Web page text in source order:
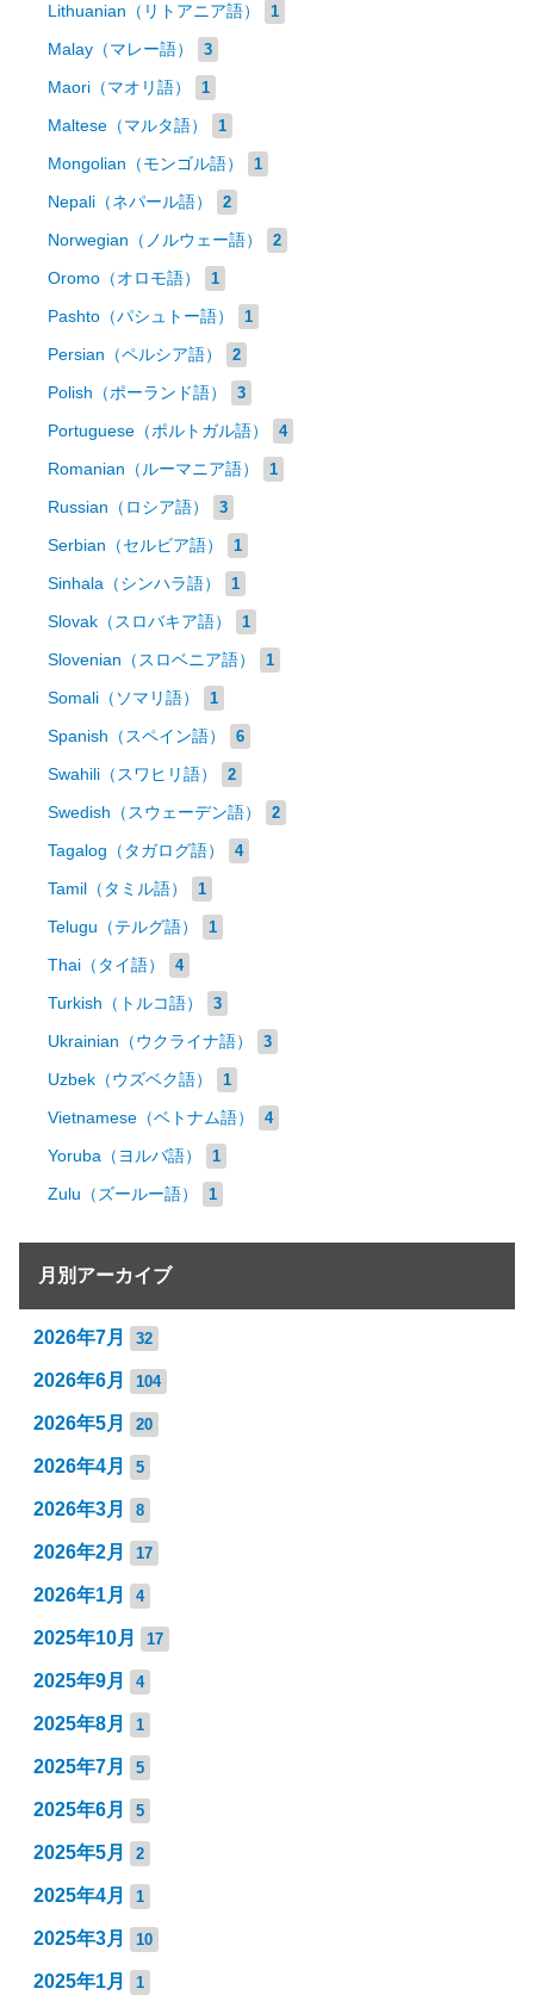
Lithuanian（リトアニア語） 1
Malay（マレー語） 3
Maori（マオリ語） 1
Maltese（マルタ語） 1
Mongolian（モンゴル語） 1
Nepali（ネパール語） 2
Norwegian（ノルウェー語） 2
Oromo（オロモ語） 1
Pashto（パシュトー語） 1
Persian（ペルシア語） 2
Polish（ポーランド語） 3
Portuguese（ポルトガル語） 4
Romanian（ルーマニア語） 1
Russian（ロシア語） 3
Serbian（セルビア語） 1
Sinhala（シンハラ語） 1
Slovak（スロバキア語） 1
Slovenian（スロベニア語） 1
Somali（ソマリ語） 1
Spanish（スペイン語） 6
Swahili（スワヒリ語） 2
Swedish（スウェーデン語） 2
Tagalog（タガログ語） 4
Tamil（タミル語） 1
Telugu（テルグ語） 1
Thai（タイ語） 4
Turkish（トルコ語） 3
Ukrainian（ウクライナ語） 3
Uzbek（ウズベク語） 1
Vietnamese（ベトナム語） 4
Yoruba（ヨルバ語） 1
Zulu（ズールー語） 1
月別アーカイブ
2026年7月 32
2026年6月 104
2026年5月 20
2026年4月 5
2026年3月 8
2026年2月 17
2026年1月 4
2025年10月 17
2025年9月 4
2025年8月 1
2025年7月 5
2025年6月 5
2025年5月 2
2025年4月 1
2025年3月 10
2025年1月 1